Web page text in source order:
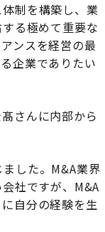
制を構築し、業
る極めて重要な
ンスを経営の最
企業でありたい
さんに内部から
した。M&A業界
社ですが、M&A
自分の経験を生